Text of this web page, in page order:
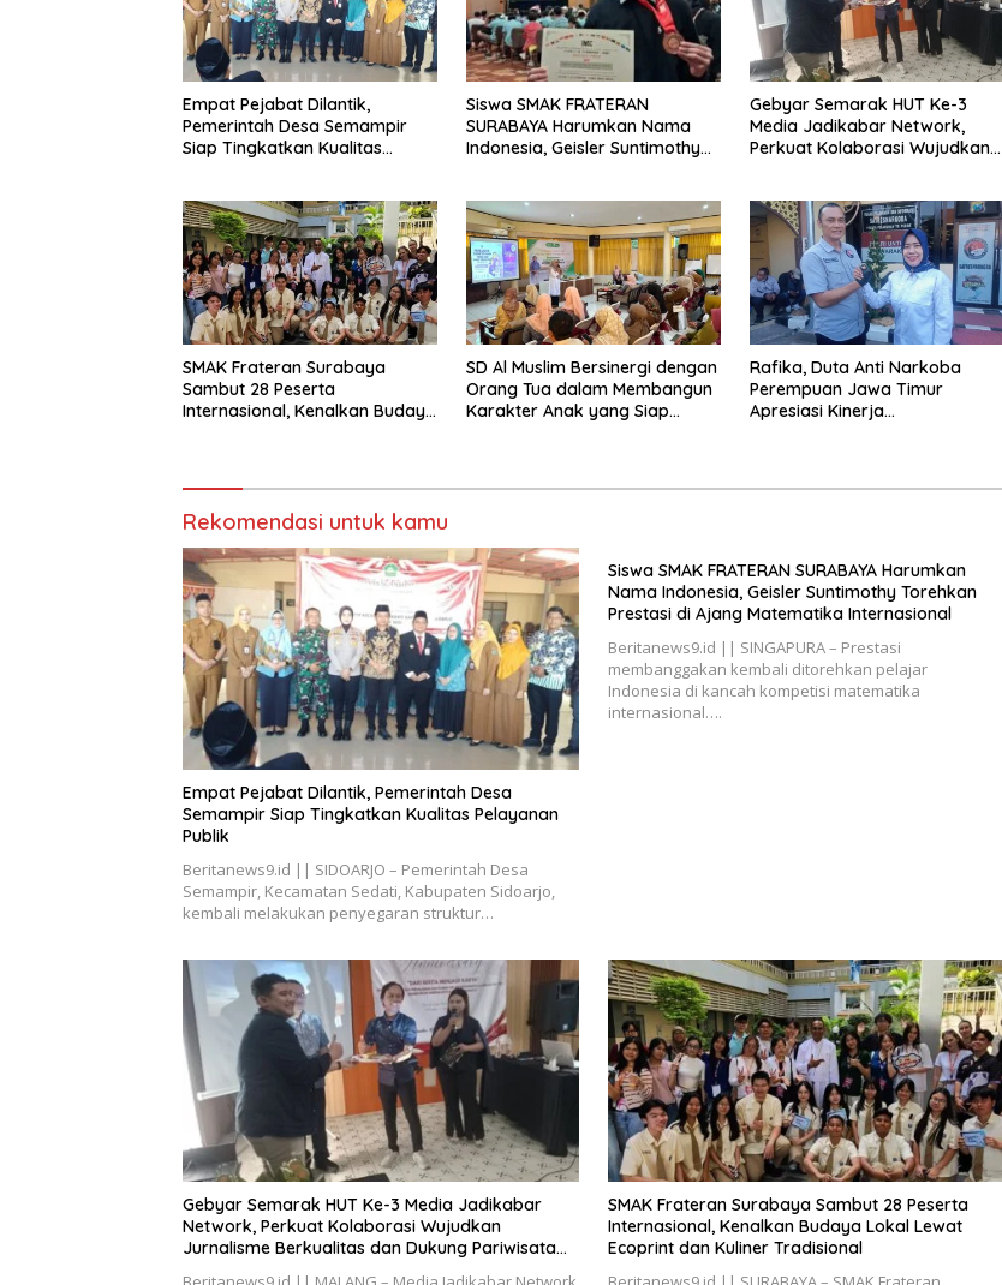
Empat Pejabat Dilantik,
Pemerintah Desa Semampir
Siap Tingkatkan Kualitas
Siswa SMAK FRATERAN
SURABAYA Harumkan Nama
Indonesia, Geisler Suntimothy
Gebyar Semarak HUT Ke-3
Media Jadikabar Network,
Perkuat Kolaborasi Wujudkan
Malang
SMAK Frateran Surabaya
Sambut 28 Peserta
Internasional, Kenalkan Budaya
SD Al Muslim Bersinergi dengan
Orang Tua dalam Membangun
Karakter Anak yang Siap
Rafika, Duta Anti Narkoba
Perempuan Jawa Timur
Apresiasi Kinerja
Rekomendasi untuk kamu
Empat Pejabat Dilantik, Pemerintah Desa
Semampir Siap Tingkatkan Kualitas Pelayanan
Publik
Beritanews9.id || SIDOARJO – Pemerintah Desa
Semampir, Kecamatan Sedati, Kabupaten Sidoarjo,
kembali melakukan penyegaran struktur…
Siswa SMAK FRATERAN SURABAYA Harumkan
Nama Indonesia, Geisler Suntimothy Torehkan
Prestasi di Ajang Matematika Internasional
Beritanews9.id || SINGAPURA – Prestasi
membanggakan kembali ditorehkan pelajar
Indonesia di kancah kompetisi matematika
internasional….
Gebyar Semarak HUT Ke-3 Media Jadikabar
Network, Perkuat Kolaborasi Wujudkan
Jurnalisme Berkualitas dan Dukung Pariwisata
SMAK Frateran Surabaya Sambut 28 Peserta
Internasional, Kenalkan Budaya Lokal Lewat
Ecoprint dan Kuliner Tradisional